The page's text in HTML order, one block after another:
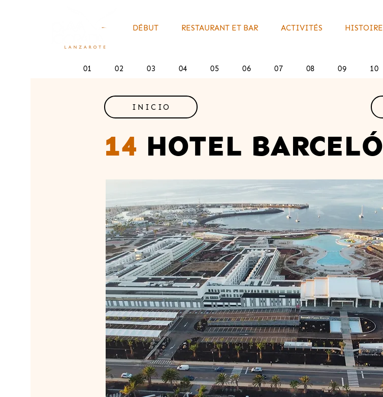
DÉBUT RESTAURANT ET BAR ACTIVITÉS HISTOIRE
01 02 03 04 05 06 07 08 09 10
INICIO
14 HOTEL BARCELÓ